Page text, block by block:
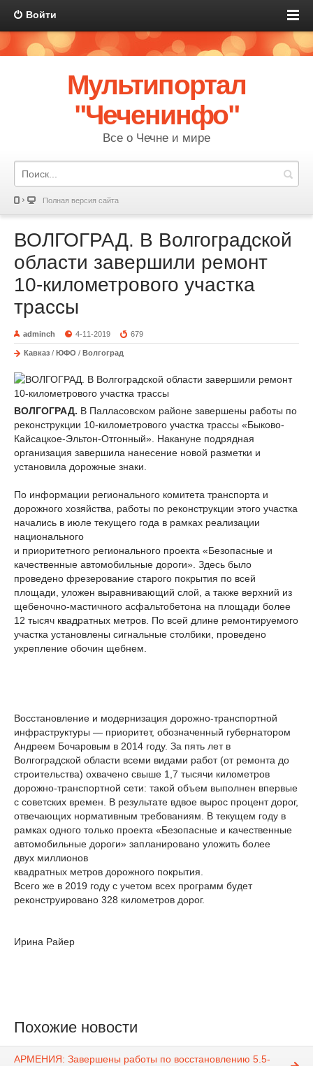
Войти
Мультипортал
"Чеченинфо"
Все о Чечне и мире
Полная версия сайта
ВОЛГОГРАД. В Волгоградской
области завершили ремонт
10-километрового участка
трассы
adminch 4-11-2019 679
Кавказ / ЮФО / Волгоград
ВОЛГОГРАД. В Палласовском районе завершены работы по
реконструкции 10-километрового участка трассы «Быково-
Кайсацкое-Эльтон-Отгонный». Накануне подрядная
организация завершила нанесение новой разметки и
установила дорожные знаки.
По информации регионального комитета транспорта и
дорожного хозяйства, работы по реконструкции этого участка
начались в июле текущего года в рамках реализации
национального
и приоритетного регионального проекта «Безопасные и
качественные автомобильные дороги». Здесь было
проведено фрезерование старого покрытия по всей
площади, уложен выравнивающий слой, а также верхний из
щебеночно-мастичного асфальтобетона на площади более
12 тысяч квадратных метров. По всей длине ремонтируемого
участка установлены сигнальные столбики, проведено
укрепление обочин щебнем.
Восстановление и модернизация дорожно-транспортной
инфраструктуры — приоритет, обозначенный губернатором
Андреем Бочаровым в 2014 году. За пять лет в
Волгоградской области всеми видами работ (от ремонта до
строительства) охвачено свыше 1,7 тысячи километров
дорожно-транспортной сети: такой объем выполнен впервые
с советских времен. В результате вдвое вырос процент дорог,
отвечающих нормативным требованиям. В текущем году в
рамках одного только проекта «Безопасные и качественные
автомобильные дороги» запланировано уложить более
двух миллионов
квадратных метров дорожного покрытия.
Всего же в 2019 году с учетом всех программ будет
реконструировано 328 километров дорог.
Ирина Райер
Похожие новости
АРМЕНИЯ: Завершены работы по восстановлению 5.5-